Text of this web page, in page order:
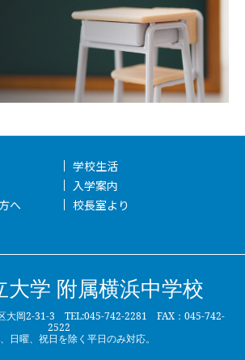
学校生活
入学案内
へ
校長室より
大学 附属横浜中学校
大岡2-31-3 TEL:045-742-2281 FAX：045-742-
2522
日曜、祝日を除く平日のみ対応。